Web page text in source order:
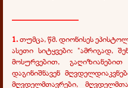
1.თუმცა, წმ. დიონისეს
ასეთი სიტყვები: "ამრიგად,
მოსურვებით,
დაგინიშნავენ
მღვდელმთავრები,